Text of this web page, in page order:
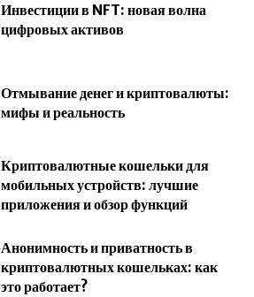
Инвестиции в NFT: новая волна
цифровых активов
Отмывание денег и криптовалюты:
мифы и реальность
Криптовалютные кошельки для
мобильных устройств: лучшие
приложения и обзор функций
Анонимность и приватность в
криптовалютных кошельках: как
это работает?